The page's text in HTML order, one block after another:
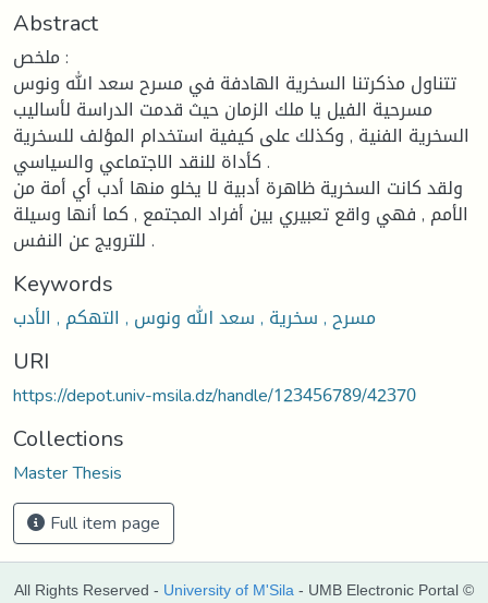
Abstract
ملخص :
تتناول مذكرتنا السخرية الهادفة في مسرح سعد الله ونوس
مسرحية الفيل يا ملك الزمان حيث قدمت الدراسة لأساليب
السخرية الفنية , وكذلك على كيفية استخدام المؤلف للسخرية
كأداة للنقد الاجتماعي والسياسي .
ولقد كانت السخرية ظاهرة أدبية لا يخلو منها أدب أي أمة من
الأمم , فهي واقع تعبيري بين أفراد المجتمع , كما أنها وسيلة
للترويج عن النفس .
Keywords
مسرح , سخرية , سعد الله ونوس , التهكم , الأدب
URI
https://depot.univ-msila.dz/handle/123456789/42370
Collections
Master Thesis
Full item page
All Rights Reserved - University of M'Sila - UMB Electronic Portal ©